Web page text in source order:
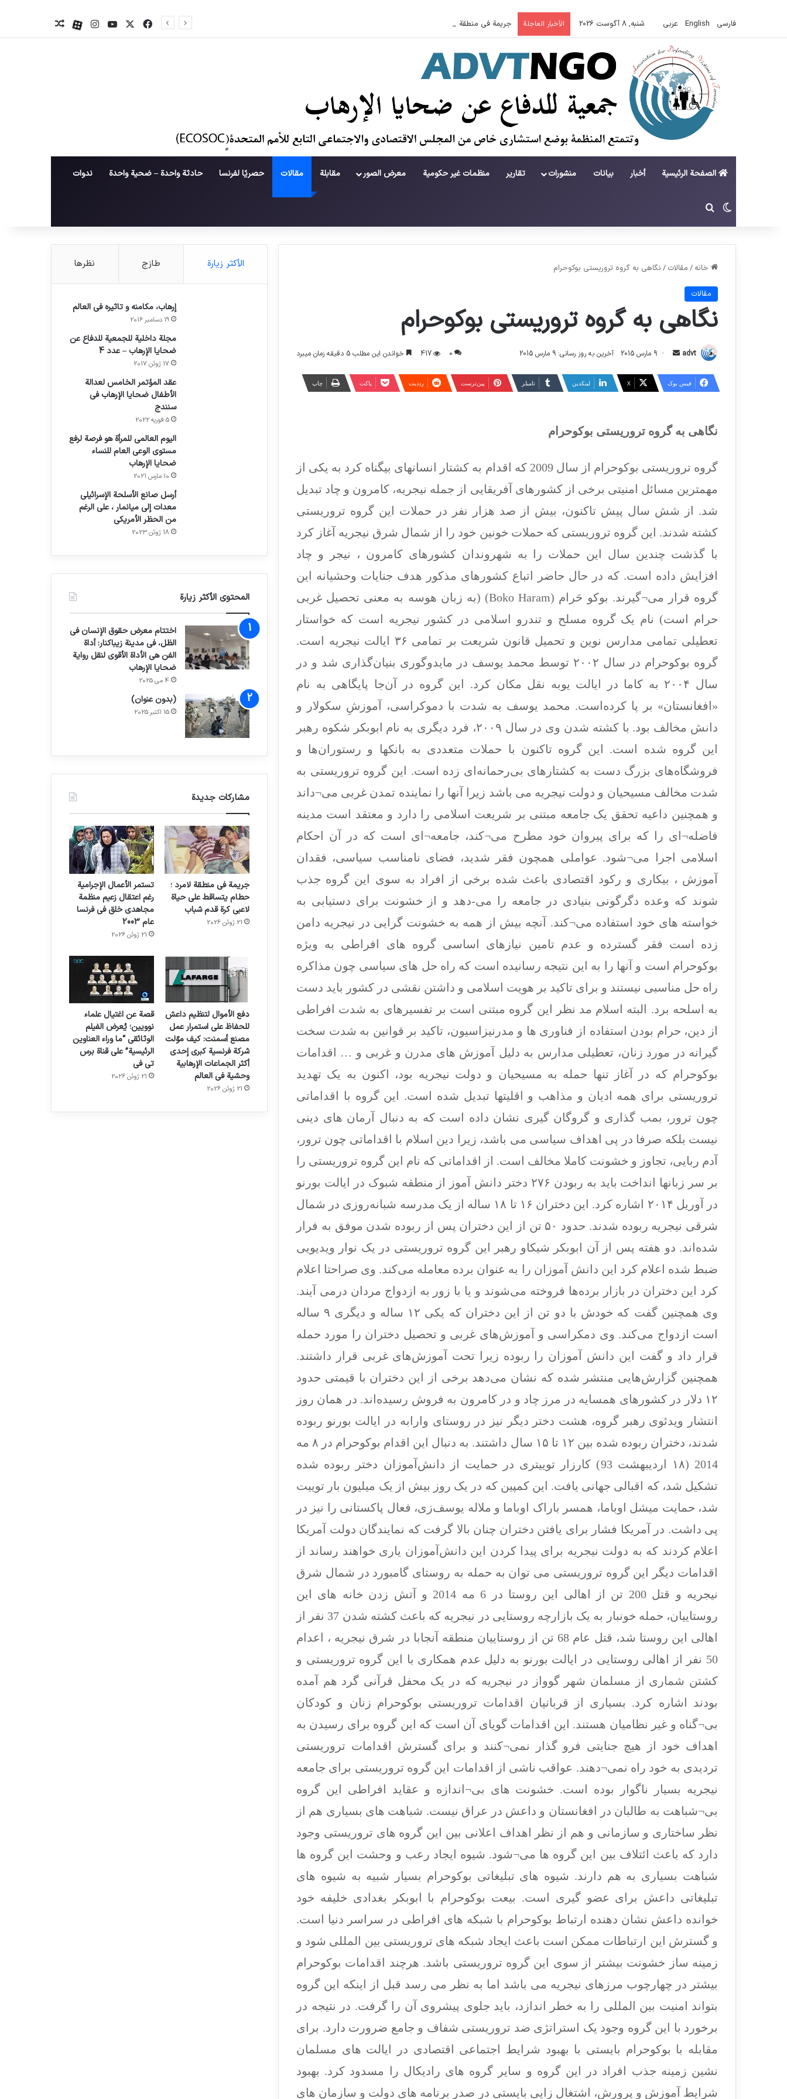
فارسی English عربي شنبه, 8 آگوست 2026 الأخبار العاجلة جريمة في منطقة لامرد ؛ حطام يتساقط على حياة لاعبي كرة قدم شباب فیس بوکیوتیوباینستاگرام
آپاراتنوشته تصادفی
الصفحة الرئيسية أخبار بيانات منشورات تقارير منظمات غير حكومية معرض الصور مقابلة مقالات حصريًا لفرنسا حادثة واحدة – ضحية واحدة ندوات
تغییر پوسته
جستجو برای
خانه / مقالات / نگاهی به گروه تروریستی بوکوحرام
مقالات
نگاهی به گروه تروریستی بوکوحرام
advt ارسال
9 مارس 2015 آخرین به روز رسانی: 9 مارس 2015 0
417 خواندن این مطلب 5 دقیقه زمان میبرد
فیس بوک X لینکدین ‫تامبلر ‫پین‌ترست ‫رددیت پاکت چاپ
نگاهی به گروه تروریستی بوکوحرام
گروه تروریستی بوکوحرام از سال 2009 که اقدام به کشتار انسانهای بیگناه کرد به یکی از
مهمترین مسائل امنیتی برخی از کشورهای آفریقایی از جمله نیجریه، کامرون و چاد تبدیل
شد. از شش سال پیش تاکنون، بیش از صد هزار نفر در حملات این گروه تروریستی
کشته شدند. این گروه تروریستی که حملات خونین خود را از شمال شرق نیجریه آغاز کرد
با گذشت چندین سال این حملات را به شهروندان کشورهای کامرون ، نیجر و چاد
افزایش داده است. که در حال حاضر اتباع کشورهای مذکور هدف جنایات وحشیانه این
گروه قرار می¬گیرند. بوکو حَرام (Boko Haram) (به زبان هوسه به معنی تحصیل غربی
حرام است) نام یک گروه مسلح و تندرو اسلامی در کشور نیجریه است که خواستار
تعطیلی تمامی مدارس نوین و تحمیل قانون شریعت بر تمامی ۳۶ ایالت نیجریه است.
گروه بوکوحرام در سال ۲۰۰۲ توسط محمد یوسف در مایدوگوری بنیان‌گذاری شد و در
سال ۲۰۰۴ به کاما در ایالت یوبه نقل مکان کرد. این گروه در آن‌جا پایگاهی به نام
«افغانستان» بر پا کرده‌است. محمد یوسف به‌ شدت با دموکراسی، آموزشِ سکولار و
دانش مخالف بود. با کشته شدن وی در سال ۲۰۰۹، فرد دیگری به نام ابوبکر شکوه رهبر
این گروه شده است. این گروه تاکنون با حملات متعددی به بانکها و رستوران‌ها و
فروشگاه‌های بزرگ دست به کشتارهای بی‌رحمانه‌ای زده است. این گروه تروریستی به
شدت مخالف مسیحیان و دولت نیجریه می باشد زیرا آنها را نماینده تمدن غربی می¬داند
و همچنین داعیه تحقق یک جامعه مبتنی بر شریعت اسلامی را دارد و معتقد است مدینه
فاضله¬ای را که برای پیروان خود مطرح می¬کند، جامعه¬ای است که در آن احکام
اسلامی اجرا می¬شود. عواملی همچون فقر شدید، فضای نامناسب سیاسی، فقدان
آموزش ، بیکاری و رکود اقتصادی باعث شده برخی از افراد به سوی این گروه جذب
شوند که وعده دگرگونی بنیادی در جامعه را می-دهد و از خشونت برای دستیابی به
خواسته های خود استفاده می¬کند. آنچه بیش از همه به خشونت گرایی در نیجریه دامن
زده است فقر گسترده و عدم تامین نیازهای اساسی گروه های افراطی به ویژه
بوکوحرام است و آنها را به این نتیجه رسانیده است که راه حل های سیاسی چون مذاکره
راه حل مناسبی نیستند و برای تاکید بر هویت اسلامی و داشتن نقشی در کشور باید دست
به اسلحه برد. البته اسلام مد نظر این گروه مبتنی است بر تفسیرهای به شدت افراطی
از دین، حرام بودن استفاده از فناوری ها و مدرنیزاسیون، تاکید بر قوانین به شدت سخت
گیرانه در مورد زنان، تعطیلی مدارس به دلیل آموزش های مدرن و غربی و … اقدامات
بوکوحرام که در آغاز تنها حمله به مسیحیان و دولت نیجریه بود، اکنون به یک تهدید
تروریستی برای همه ادیان و مذاهب و اقلیتها تبدیل شده است. این گروه با اقداماتی
چون ترور، بمب گذاری و گروگان گیری نشان داده است که به دنبال آرمان های دینی
نیست بلکه صرفا در پی اهداف سیاسی می باشد، زیرا دین اسلام با اقداماتی چون ترور،
آدم ربایی، تجاوز و خشونت کاملا مخالف است. از اقداماتی که نام این گروه تروریستی را
بر سر زبانها انداخت باید به ربودن ۲۷۶ دختر دانش آموز از منطقه شبوک در ایالت بورنو
در آوریل ۲۰۱۴ اشاره کرد. این دختران ۱۶ تا ۱۸ ساله از یک مدرسه شبانه‌روزی در شمال
شرقی نیجریه ربوده شدند. حدود ۵۰ تن از این دختران پس از ربوده شدن موفق به فرار
شده‌اند. دو هفته پس از آن ابوبکر شیکاو رهبر این گروه تروریستی در یک نوار ویدیویی
ضبط شده اعلام کرد این دانش آموزان را به عنوان برده معامله می‌کند. وی صراحتا اعلام
کرد این دختران در بازار برده‌ها فروخته می‌شوند و یا با زور به ازدواج مردان درمی آیند.
وی همچنین گفت که خودش با دو تن از این دختران که یکی ۱۲ ساله و دیگری ۹ ساله
است ازدواج می‌کند. وی دمکراسی و آموزش‌های غربی و تحصیل دختران را مورد حمله
قرار داد و گفت این دانش آموزان را ربوده زیرا تحت آموزش‌های غربی قرار داشتند.
همچنین گزارش‌هایی منتشر شده که نشان می‌دهد برخی از این دختران با قیمتی حدود
۱۲ دلار در کشورهای همسایه در مرز چاد و در کامرون به فروش رسیده‌اند. در همان روز
انتشار ویدئوی رهبر گروه، هشت دختر دیگر نیز در روستای وارابه در ایالت بورنو ربوده
شدند، دختران ربوده شده بین ۱۲ تا ۱۵ سال داشتند. به دنبال این اقدام بوکوحرام در ۸ مه
2014 (۱۸ اردیبهشت 93) کارزار توییتری در حمایت از دانش‌آموزان دختر ربوده ‌شده
تشکیل شد، که اقبالی جهانی یافت. این کمپین که در یک روز بیش از یک میلیون بار توییت
شد، حمایت میشل اوباما، همسر باراک اوباما و ملاله یوسف‌زی، فعال پاکستانی را نیز در
پی داشت. در آمریکا فشار برای یافتن دختران چنان بالا گرفت که نمایندگان دولت آمریکا
اعلام کردند که به دولت نیجریه برای پیدا کردن این دانش‌آموزان یاری خواهند رساند از
اقدامات دیگر این گروه تروریستی می توان به حمله به روستای گامبورد در شمال شرق
نیجریه و قتل 200 تن از اهالی این روستا در 6 مه 2014 و آتش زدن خانه های این
روستاییان، حمله خونبار به یک بازارچه روستایی در نیجریه که باعث کشته شدن 37 نفر از
اهالی این روستا شد، قتل عام 68 تن از روستاییان منطقه آنجابا در شرق نیجریه ، اعدام
50 نفر از اهالی روستایی در ایالت بورنو به دلیل عدم همکاری با این گروه تروریستی و
کشتن شماری از مسلمان شهر گوواز در نیجریه که در یک محفل قرآنی گرد هم آمده
بودند اشاره کرد. بسیاری از قربانیان اقدامات تروریستی بوکوحرام زنان و کودکان
بی¬گناه و غیر نظامیان هستند. این اقدامات گویای آن است که این گروه برای رسیدن به
اهداف خود از هیچ جنایتی فرو گذار نمی¬کنند و برای گسترش اقدامات تروریستی
تردیدی به خود راه نمی¬دهند. عواقب ناشی از اقدامات این گروه تروریستی برای جامعه
نیجریه بسیار ناگوار بوده است. خشونت های بی¬اندازه و عقاید افراطی این گروه
بی¬شباهت به طالبان در افغانستان و داعش در عراق نیست. شباهت های بسیاری هم از
نظر ساختاری و سازمانی و هم از نظر اهداف اعلانی بین این گروه های تروریستی وجود
دارد که باعث ائتلاف بین این گروه ها می¬شود. شیوه ایجاد رعب و وحشت این گروه ها
شباهت بسیاری به هم دارند. شیوه های تبلیغاتی بوکوحرام بسیار شبیه به شیوه های
تبلیغاتی داعش برای عضو گیری است. بیعت بوکوحرام با ابوبکر بغدادی خلیفه خود
خوانده داعش نشان دهنده ارتباط بوکوحرام با شبکه های افراطی در سراسر دنیا است.
و گسترش این ارتباطات ممکن است باعث ایجاد شبکه های تروریستی بین المللی شود و
زمینه ساز خشونت بیشتر از سوی این گروه تروریستی باشد. هرچند اقدامات بوکوحرام
بیشتر در چهارچوب مرزهای نیجریه می باشد اما به نظر می رسد قبل از اینکه این گروه
بتواند امنیت بین المللی را به خطر اندازد، باید جلوی پیشروی آن را گرفت. در نتیجه در
برخورد با این گروه وجود یک استراتژی ضد تروریستی شفاف و جامع ضرورت دارد. برای
مقابله با بوکوحرام بایستی با بهبود شرایط اجتماعی اقتصادی در ایالت های مسلمان
نشین زمینه جذب افراد در این گروه و سایر گروه های رادیکال را مسدود کرد. بهبود
شرایط آموزش و پرورش، اشتغال زایی بایستی در صدر برنامه های دولت و سازمان های
الأكثر زيارة طازج نظرها
إرهاب، مكامنه و تاثيره في العالم
19 دسامبر 2016
مجلة داخلية للجمعية للدفاع عن
ضحايا الإرهاب – عدد 4
17 ژوئن 2017
عقد المؤتمر الخامس لعدالة
الأطفال ضحايا الإرهاب في
سنندج
5 فوریه 2022
اليوم العالمي للمرأة هو فرصة لرفع
مستوى الوعي العام للنساء
ضحايا الإرهاب
10 مارس 2021
أرسل صانع الأسلحة الإسرائيلي
معدات إلى ميانمار ، على الرغم
من الحظر الأمريكي
18 ژوئن 2023
المحتوى الأكثر زيارة
اختتام معرض حقوق الإنسان في
الظل، في مدينة زيباكنار: أداة
الفن هي الأداة الأقوى لنقل رواية
ضحايا الإرهاب
4 می 2025
(بدون عنوان)
15 اکتبر 2025
مشاركات جديدة
جريمة في منطقة لامرد ؛
حطام يتساقط على حياة
لاعبي كرة قدم شباب
21 ژوئن 2026
تستمر الأعمال الإجرامية
رغم اعتقال زعيم منظمة
مجاهدي خلق في فرنسا
عام 2003
21 ژوئن 2026
دفع الأموال لتنظيم داعش
للحفاظ على استمرار عمل
مصنع أسمنت: كيف موّلت
شركة فرنسية كبرى إحدى
أكثر الجماعات الإرهابية
وحشية في العالم
21 ژوئن 2026
قصة عن اغتيال علماء
نوويين؛ يُعرض الفيلم
الوثائقي “ما وراء العناوين
الرئيسية” على قناة برس
تي في
21 ژوئن 2026